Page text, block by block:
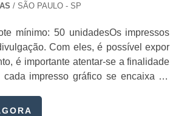
/ SÃO PAULO - SP
mínimo: 50 unidadesOs impressos
Com eles, é possível expor
é importante atentar-se a finalidade
impresso gráfico se encaixa de